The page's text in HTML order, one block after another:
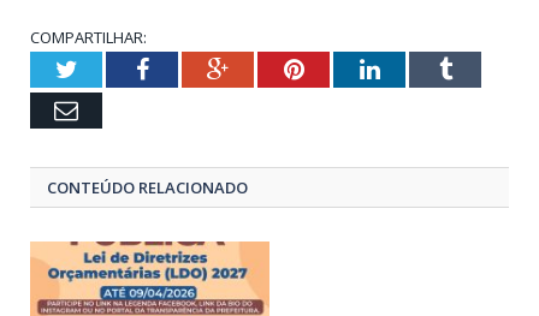
COMPARTILHAR:
TwitterFacebookGoogle+PinterestLinkedInTumblr
Email
CONTEÚDO RELACIONADO